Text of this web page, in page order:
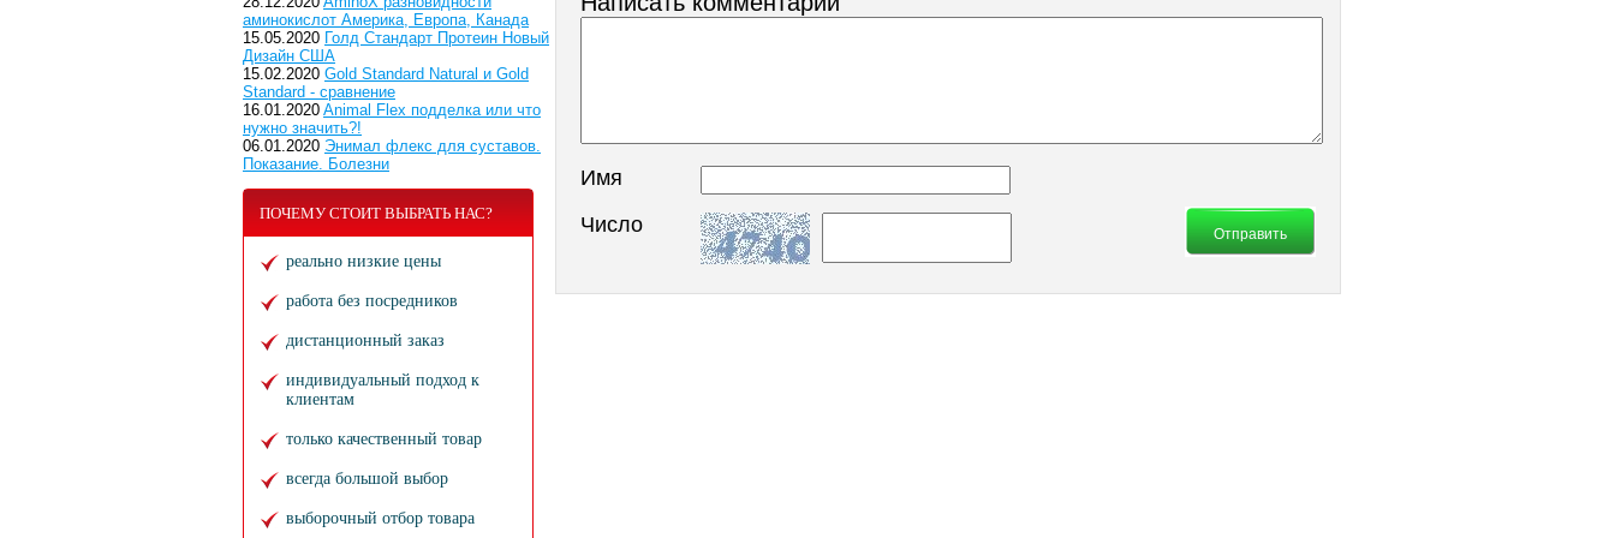
Имя
Число
аминокислот Америка, Европа, Канада
15.05.2020 Голд Стандарт Протеин Новый
Дизайн США
15.02.2020 Gold Standard Natural и Gold
Standard - сравнение
16.01.2020 Animal Flex подделка или что
нужно значить?!
06.01.2020 Энимал флекс для суставов.
Показание. Болезни
ПОЧЕМУ СТОИТ ВЫБРАТЬ НАС?
реально низкие цены
работа без посредников
дистанционный заказ
индивидуальный подход к
клиентам
только качественный товар
всегда большой выбор
выборочный отбор товара